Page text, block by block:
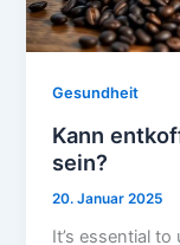
Gesundheit
Kann
sein?
20. Januar 2025
It’s essential